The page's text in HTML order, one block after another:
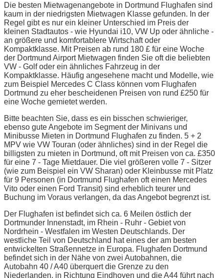
Die besten Mietwagenangebote in Dortmund Flughafen sind
kaum in der niedrigsten Mietwagen Klasse gefunden. In der
Regel gibt es nur ein kleiner Unterschied im Preis der
kleinen Stadtautos - wie Hyundai i10, VW Up oder ähnliche -
an größere und komfortablere Wirtschaft oder
Kompaktklasse. Mit Preisen ab rund 180 £ für eine Woche
der Dortmund Airport Mietwagen finden Sie oft die beliebten
VW - Golf oder ein ähnliches Fahrzeug in der
Kompaktklasse. Häufig angesehene macht und Modelle, wie
zum Beispiel Mercedes C Class können vom Flughafen
Dortmund zu eher bescheidenen Preisen von rund £250 für
eine Woche gemietet werden.
Bitte beachten Sie, dass es ein bisschen schwieriger,
ebenso gute Angebote im Segment der Minivans und
Minibusse Mieten in Dortmund Flughafen zu finden. 5 + 2
MPV wie VW Touran (oder ähnliches) sind in der Regel die
billigsten zu mieten in Dortmund, oft mit Preisen von ca. £350
für eine 7 - Tage Mietdauer. Die viel größeren volle 7 - Sitzer
(wie zum Beispiel ein VW Sharan) oder Kleinbusse mit Platz
für 9 Personen (in Dortmund Flughafen oft einen Mercedes
Vito oder einen Ford Transit) sind erheblich teurer und
Buchung im Voraus verlangen, da das Angebot begrenzt ist.
Der Flughafen ist befindet sich ca. 6 Meilen östlich der
Dortmunder Innenstadt, im Rhein - Ruhr - Gebiet von
Nordrhein - Westfalen im Westen Deutschlands. Der
westliche Teil von Deutschland hat eines der am besten
entwickelten Straßennetze in Europa. Flughafen Dortmund
befindet sich in der Nähe von zwei Autobahnen, die
Autobahn 40 / A40 überquert die Grenze zu den
Niederlanden, in Richtung Eindhoven und die A44 führt nach